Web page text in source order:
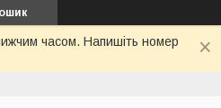
часом. Напишіть номер